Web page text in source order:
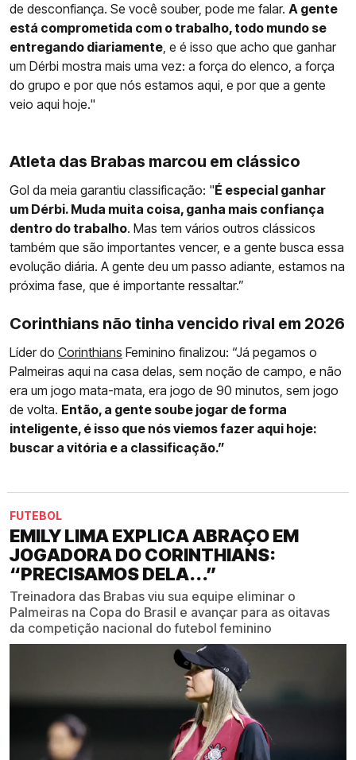
de desconfiança. Se você souber, pode me falar. A gente
está comprometida com o trabalho, todo mundo se
entregando diariamente, e é isso que acho que ganhar
um Dérbi mostra mais uma vez: a força do elenco, a força
do grupo e por que nós estamos aqui, e por que a gente
veio aqui hoje."
Atleta das Brabas marcou em clássico
Gol da meia garantiu classificação: "É especial ganhar
um Dérbi. Muda muita coisa, ganha mais confiança
dentro do trabalho. Mas tem vários outros clássicos
também que são importantes vencer, e a gente busca essa
evolução diária. A gente deu um passo adiante, estamos na
próxima fase, que é importante ressaltar.”
Corinthians não tinha vencido rival em 2026
Líder do Corinthians Feminino finalizou: “Já pegamos o
Palmeiras aqui na casa delas, sem noção de campo, e não
era um jogo mata-mata, era jogo de 90 minutos, sem jogo
de volta. Então, a gente soube jogar de forma
inteligente, é isso que nós viemos fazer aqui hoje:
buscar a vitória e a classificação.”
FUTEBOL
EMILY LIMA EXPLICA ABRAÇO EM
JOGADORA DO CORINTHIANS:
“PRECISAMOS DELA...”
Treinadora das Brabas viu sua equipe eliminar o
Palmeiras na Copa do Brasil e avançar para as oitavas
da competição nacional do futebol feminino